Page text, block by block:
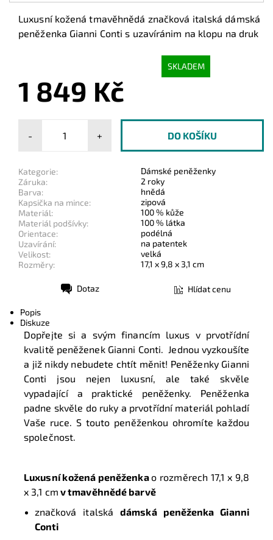
Luxusní kožená tmavěhnědá značková italská dámská
peněženka Gianni Conti s uzavíránim na klopu na druk
SKLADEM
1 849 Kč
- +
Kategorie:
Dámské peněženky
Záruka:
2 roky
Barva:
hnědá
Kapsička na mince:
zipová
Materiál:
100 % kůže
Materiál podšívky:
100 % látka
Orientace:
podélná
Uzavírání:
na patentek
Velikost:
velká
Rozměry:
17,1 x 9,8 x 3,1 cm
Dotaz Hlídat cenu
Popis
Diskuze
Dopřejte si a svým financím luxus v prvotřídní
kvalitě peněženek Gianni Conti. Jednou vyzkoušíte
a již nikdy nebudete chtít měnit! Peněženky Gianni
Conti jsou nejen luxusní, ale také skvěle
vypadající a praktické peněženky. Peněženka
padne skvěle do ruky a prvotřídní materiál pohladí
Vaše ruce. S touto peněženkou ohromíte každou
společnost.
Luxusní kožená peněženkao rozměrech 17,1 x 9,8
x 3,1 cm v tmavěhnědé barvě
značková italská dámská peněženka Gianni
Conti